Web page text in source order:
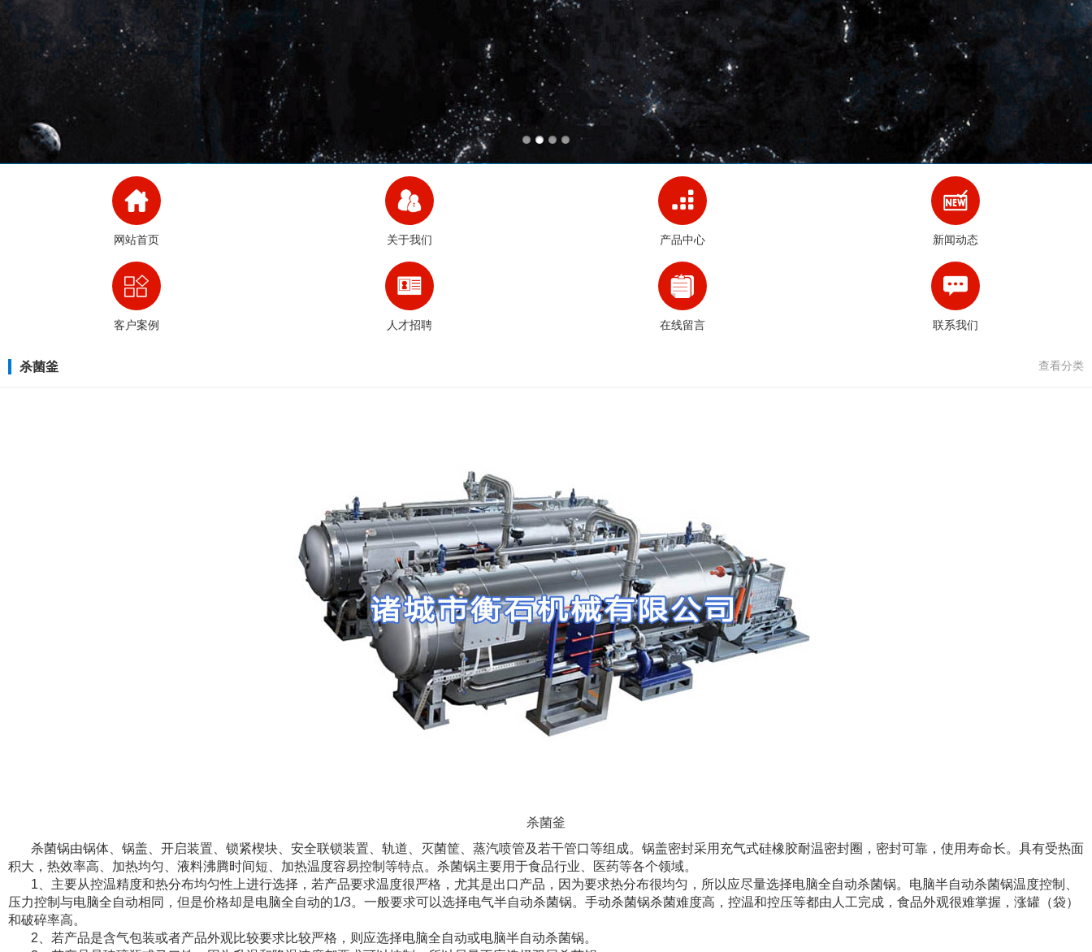
网站首页 关于我们 产品中心 新闻动态
客户案例 人才招聘 在线留言 联系我们
杀菌釜 查看分类
杀菌釜
杀菌锅由锅体、锅盖、开启装置、锁紧楔块、安全联锁装置、轨道、灭菌筐、蒸汽喷管及若干管口等组成。锅盖密封采用充气式硅橡胶耐温密封圈，密封可靠，使用寿命长。具有受热面
积大，热效率高、加热均匀、液料沸腾时间短、加热温度容易控制等特点。杀菌锅主要用于食品行业、医药等各个领域。
1、主要从控温精度和热分布均匀性上进行选择，若产品要求温度很严格，尤其是出口产品，因为要求热分布很均匀，所以应尽量选择电脑全自动杀菌锅。电脑半自动杀菌锅温度控制、
压力控制与电脑全自动相同，但是价格却是电脑全自动的1/3。一般要求可以选择电气半自动杀菌锅。手动杀菌锅杀菌难度高，控温和控压等都由人工完成，食品外观很难掌握，涨罐（袋）
和破碎率高。
2、若产品是含气包装或者产品外观比较要求比较严格，则应选择电脑全自动或电脑半自动杀菌锅。